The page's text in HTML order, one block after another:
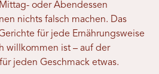
oder Abendessen
nichts falsch machen. Das
für jede Ernährungsweise
willkommen ist – auf der
jeden Geschmack etwas.